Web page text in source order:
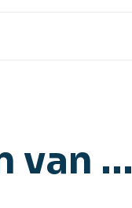
van …